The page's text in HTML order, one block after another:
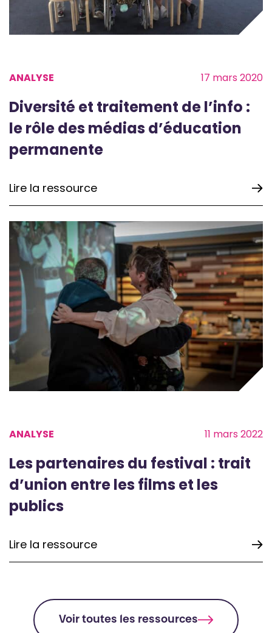
ANALYSE 17 mars 2020
Diversité et traitement de l’info :
le rôle des médias d’éducation
permanente
Lire la ressource
ANALYSE 11 mars 2022
Les partenaires du festival : trait
d’union entre les films et les
publics
Lire la ressource
Voir toutes les ressources